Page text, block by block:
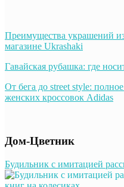
Преимущества украшений
магазине Ukrashaki
Гавайская рубашка: где
От бега до street style:
женских кроссовок Adidas
Дом-Цветник
Будильник с имитацией